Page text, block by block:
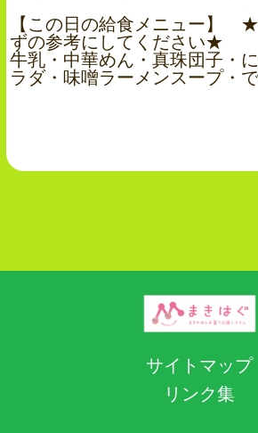
【この日の給食メニュー】
ずの参考にしてください★
牛乳・中華めん・真珠団子・
ラダ・味噌ラーメンスープ・
サイトマップ
リンク集